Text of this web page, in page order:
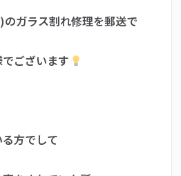
ガラス割れ修理を郵送で
ございます
方でして